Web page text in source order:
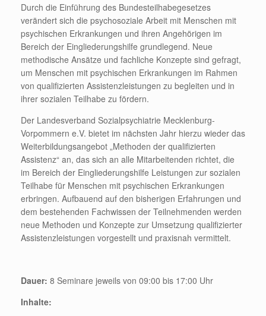
Durch die Einführung des Bundesteilhabegesetzes
verändert sich die psychosoziale Arbeit mit Menschen mit
psychischen Erkrankungen und ihren Angehörigen im
Bereich der Eingliederungshilfe grundlegend. Neue
methodische Ansätze und fachliche Konzepte sind gefragt,
um Menschen mit psychischen Erkrankungen im Rahmen
von qualifizierten Assistenzleistungen zu begleiten und in
ihrer sozialen Teilhabe zu fördern.
Der Landesverband Sozialpsychiatrie Mecklenburg-
Vorpommern e.V. bietet im nächsten Jahr hierzu wieder das
Weiterbildungsangebot „Methoden der qualifizierten
Assistenz“ an, das sich an alle Mitarbeitenden richtet, die
im Bereich der Eingliederungshilfe Leistungen zur sozialen
Teilhabe für Menschen mit psychischen Erkrankungen
erbringen. Aufbauend auf den bisherigen Erfahrungen und
dem bestehenden Fachwissen der Teilnehmenden werden
neue Methoden und Konzepte zur Umsetzung qualifizierter
Assistenzleistungen vorgestellt und praxisnah vermittelt.
Dauer: 8 Seminare jeweils von 09:00 bis 17:00 Uhr
Inhalte: